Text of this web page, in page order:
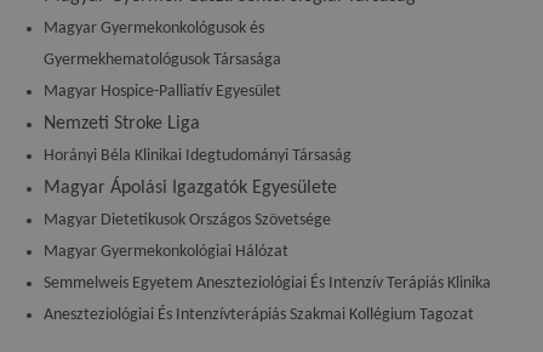
Magyar Gyermekonkológusok és
Gyermekhematológusok Társasága
Magyar Hospice-Palliatív Egyesület
Nemzeti Stroke Liga
Horányi Béla Klinikai Idegtudományi Társaság
Magyar Ápolási Igazgatók Egyesülete
Magyar Dietetikusok Országos Szövetsége
Magyar Gyermekonkológiai Hálózat
Semmelweis Egyetem Aneszteziológiai És Intenzív Terápiás Klinika
Aneszteziológiai És Intenzívterápiás Szakmai Kollégium Tagozat